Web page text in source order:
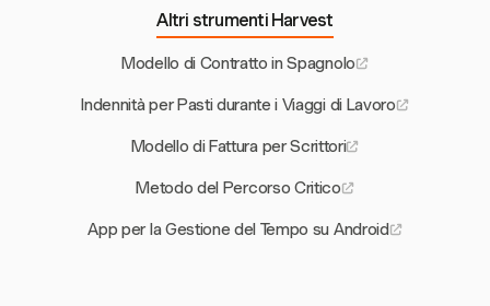
Altri strumenti Harvest
Modello di Contratto in Spagnolo
Indennità per Pasti durante i Viaggi di Lavoro
Modello di Fattura per Scrittori
Metodo del Percorso Critico
App per la Gestione del Tempo su Android